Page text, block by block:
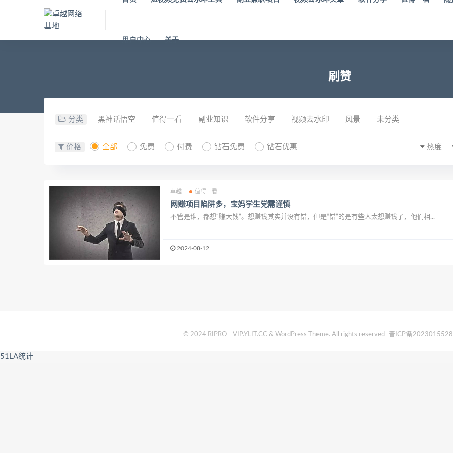
用户中心 关于
刷赞
分类 黑神话悟空 值得一看 副业知识 软件分享 视频去水印 风景 未分类
价格 全部 免费 付费 钻石免费 钻石优惠 热度
卓越 值得一看
网赚项目陷阱多，宝妈学生党需谨慎
不管是谁，都想“赚大钱”。想赚钱其实并没有错，但是“错”的是有些人太想赚钱了，他们相...
2024-08-12
© 2024 RIPRO - VIP.YLIT.CC & WordPress Theme. All rights reserved 晋ICP备
51LA统计